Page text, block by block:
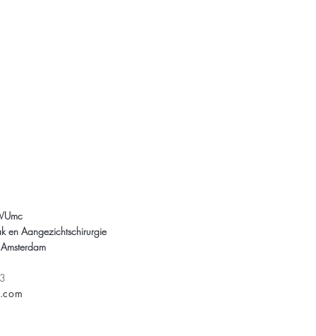
en Aangezichtschirurgie